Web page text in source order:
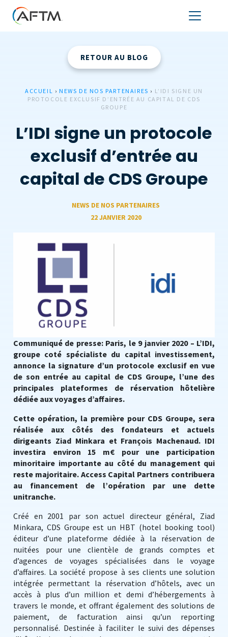
RETOUR AU BLOG
ACCUEIL › NEWS DE NOS PARTENAIRES › L’IDI SIGNE UN
PROTOCOLE EXCLUSIF D’ENTRÉE AU CAPITAL DE CDS
GROUPE
L’IDI signe un protocole
exclusif d’entrée au
capital de CDS Groupe
NEWS DE NOS PARTENAIRES
22 JANVIER 2020
Communiqué de presse: Paris, le 9 janvier 2020 – L’IDI,
groupe coté spécialiste du capital investissement,
annonce la signature d’un protocole exclusif en vue
de son entrée au capital de CDS Groupe, l’une des
principales plateformes de réservation hôtelière
dédiée aux voyages d’affaires.
Cette opération, la première pour CDS Groupe, sera
réalisée aux côtés des fondateurs et actuels
dirigeants Ziad Minkara et François Machenaud. IDI
investira environ 15 m€ pour une participation
minoritaire importante au côté du management qui
reste majoritaire. Access Capital Partners contribuera
au financement de l’opération par une dette
unitranche.
Créé en 2001 par son actuel directeur général, Ziad
Minkara, CDS Groupe est un HBT (hotel booking tool)
éditeur d’une plateforme dédiée à la réservation de
nuitées pour une clientèle de grands comptes et
d’agences de voyages spécialisées dans le voyage
d’affaires. La société propose à ses clients une solution
intégrée permettant la réservation d’hôtels, avec un
accès à plus d’un million et demi d’hébergements à
travers le monde, et offrant également des solutions de
paiement, de facturation ainsi qu’un reporting
personnalisé. Destinée à faciliter le suivi des dépenses